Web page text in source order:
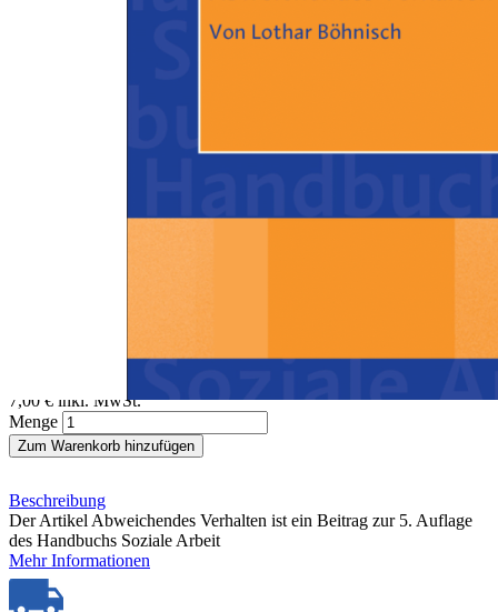
Abweichendes Verhalten
7,00 € inkl. MwSt.
Menge
Zum Warenkorb hinzufügen
Beschreibung
Der Artikel Abweichendes Verhalten ist ein Beitrag zur 5. Auflage
des Handbuchs Soziale Arbeit
Mehr Informationen